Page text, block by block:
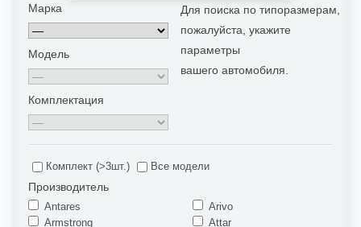
Марка
Модель
Комплектация
Для поиска по типоразмерам,
пожалуйста, укажите
параметры
вашего автомобиля.
Комплект (>3шт.) Все модели
Производитель
Antares
Arivo
Armstrong
Attar